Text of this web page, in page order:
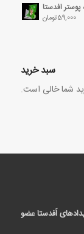
افدستا
59,000تومان
سبد خرید
شما خالی است.
اَفدستا عضو